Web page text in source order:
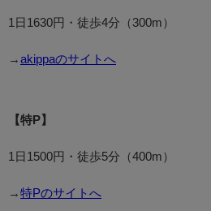
1日1630円・徒歩4分（300m）
→ akippaのサイトへ
【特P】
1日1500円・徒歩5分（400m）
→ 特Pのサイトへ